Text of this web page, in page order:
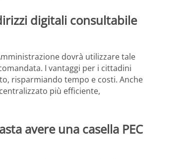
digitali consultabile
dovrà utilizzare tale
I vantaggi per i cittadini
risparmiando tempo e costi. Anche
più efficiente,
avere una casella PEC